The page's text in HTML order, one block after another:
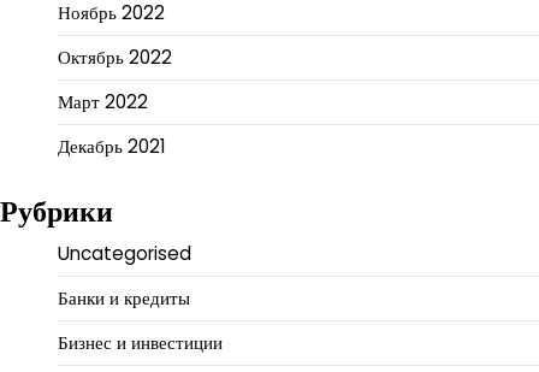
Ноябрь 2022
Октябрь 2022
Март 2022
Декабрь 2021
Рубрики
Uncategorised
Банки и кредиты
Бизнес и инвестиции